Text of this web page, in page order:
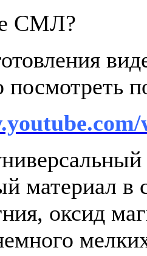
СМЛ?
материал в
оксид